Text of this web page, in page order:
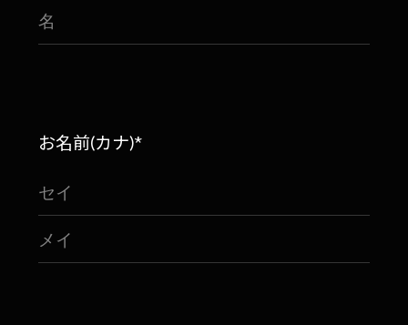
お名前(カナ)*